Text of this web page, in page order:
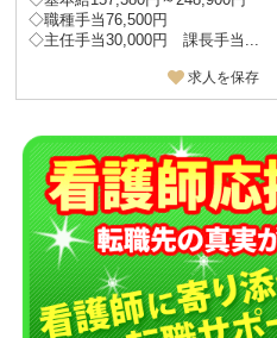
◇職種手当76,500円
◇主任手当30,000円 課長手当...
求人を保存